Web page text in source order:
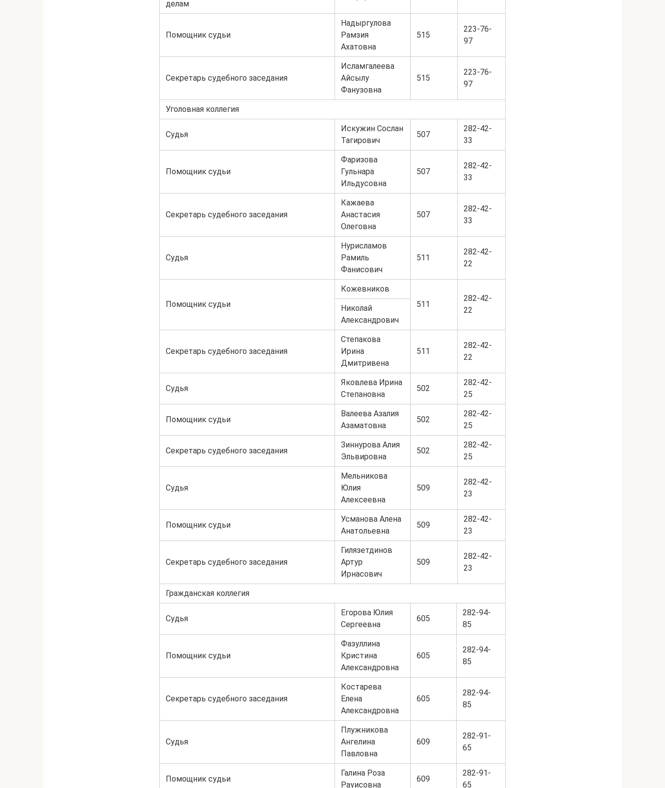
делам
Помощник судьи
Надыргулова
Рамзия
Ахатовна
515
223-76-
97
Секретарь судебного заседания
Исламгалеева
Айсылу
Фанузовна
515
223-76-
97
Уголовная коллегия
Судья
Искужин Сослан
Тагирович
507
282-42-
33
Помощник судьи
Фаризова
Гульнара
Ильдусовна
507
282-42-
33
Секретарь судебного заседания
Кажаева
Анастасия
Олеговна
507
282-42-
33
Судья
Нурисламов
Рамиль
Фанисович
511
282-42-
22
Помощник судьи
Кожевников
511
282-42-
22
Николай
Александрович
Секретарь судебного заседания
Степакова
Ирина
Дмитривена
511
282-42-
22
Судья
Яковлева Ирина
Степановна
502
282-42-
25
Помощник судьи
Валеева Азалия
Азаматовна
502
282-42-
25
Секретарь судебного заседания
Зиннурова Алия
Эльвировна
502
282-42-
25
Судья
Мельникова
Юлия
Алексеевна
509
282-42-
23
Помощник судьи
Усманова Алена
Анатольевна
509
282-42-
23
Секретарь судебного заседания
Гилязетдинов
Артур
Ирнасович
509
282-42-
23
Гражданская коллегия
Судья
Егорова Юлия
Сергеевна
605
282-94-
85
Помощник судьи
Фазуллина
Кристина
Александровна
605
282-94-
85
Секретарь судебного заседания
Костарева
Елена
Александровна
605
282-94-
85
Судья
Плужникова
Ангелина
Павловна
609
282-91-
65
Помощник судьи
Галина Роза
Рауисовна
609
282-91-
65